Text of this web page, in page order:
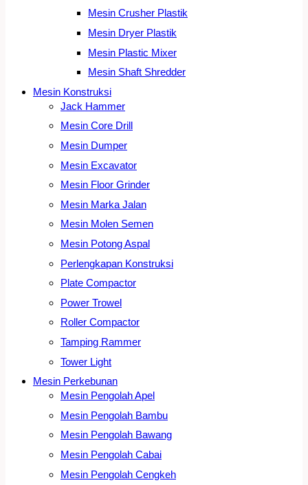
Mesin Crusher Plastik
Mesin Dryer Plastik
Mesin Plastic Mixer
Mesin Shaft Shredder
Mesin Konstruksi
Jack Hammer
Mesin Core Drill
Mesin Dumper
Mesin Excavator
Mesin Floor Grinder
Mesin Marka Jalan
Mesin Molen Semen
Mesin Potong Aspal
Perlengkapan Konstruksi
Plate Compactor
Power Trowel
Roller Compactor
Tamping Rammer
Tower Light
Mesin Perkebunan
Mesin Pengolah Apel
Mesin Pengolah Bambu
Mesin Pengolah Bawang
Mesin Pengolah Cabai
Mesin Pengolah Cengkeh